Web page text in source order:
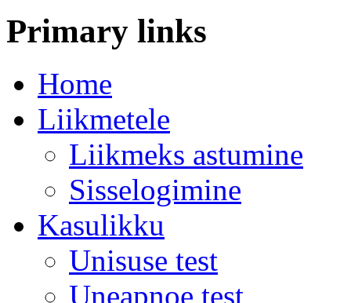
Primary links
Home
Liikmetele
Liikmeks astumine
Sisselogimine
Kasulikku
Unisuse test
Uneapnoe test